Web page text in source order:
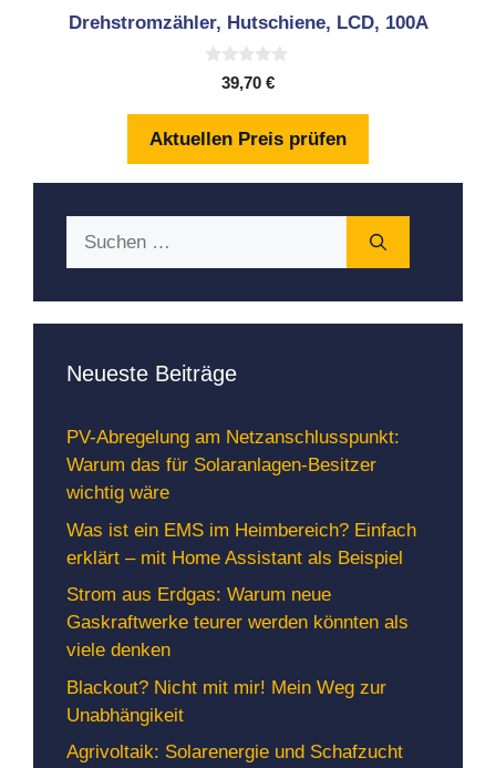
Drehstromzähler, Hutschiene, LCD, 100A
5
39,70 €
Aktuellen Preis prüfen
Neueste Beiträge
PV-Abregelung am Netzanschlusspunkt:
Warum das für Solaranlagen-Besitzer
wichtig wäre
Was ist ein EMS im Heimbereich? Einfach
erklärt – mit Home Assistant als Beispiel
Strom aus Erdgas: Warum neue
Gaskraftwerke teurer werden könnten als
viele denken
Blackout? Nicht mit mir! Mein Weg zur
Unabhängikeit
Agrivoltaik: Solarenergie und Schafzucht